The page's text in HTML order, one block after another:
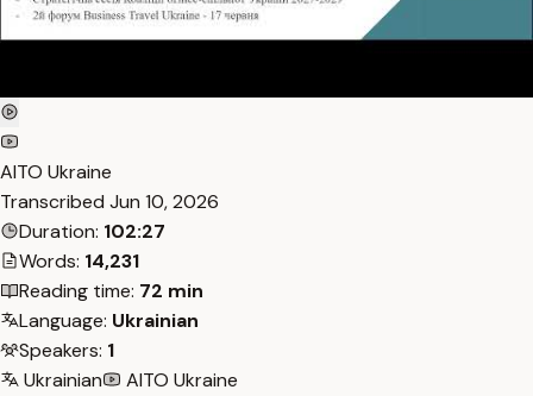
AITO Ukraine
Transcribed Jun 10, 2026
Duration: 102:27
Words: 14,231
Reading time: 72 min
Language: Ukrainian
Speakers: 1
Ukrainian
AITO Ukraine